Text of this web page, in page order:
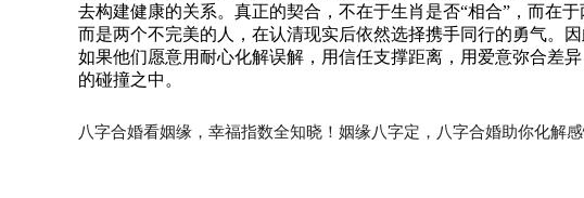
去构建健康的关系。真正的契合，不在于生肖是否“相合”，而在
而是两个不完美的人，在认清现实后依然选择携手同行的勇气。
如果他们愿意用耐心化解误解，用信任支撑距离，用爱意弥合差
的碰撞之中。
八字合婚看姻缘，幸福指数全知晓！姻缘八字定，八字合婚助你化解